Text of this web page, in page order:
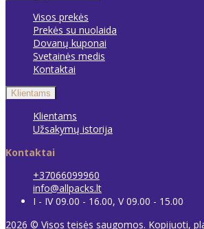
Visos prekės
Prekės su nuolaida
Dovanų kuponai
Svetainės medis
Kontaktai
Klientams
Klientams
Užsakymų istorija
Kontaktai
+37066099960
info@allpacks.lt
I - IV 09.00 - 16.00, V 09.00 - 15.00
2026 © Visos teisės saugomos. Kopijuoti,